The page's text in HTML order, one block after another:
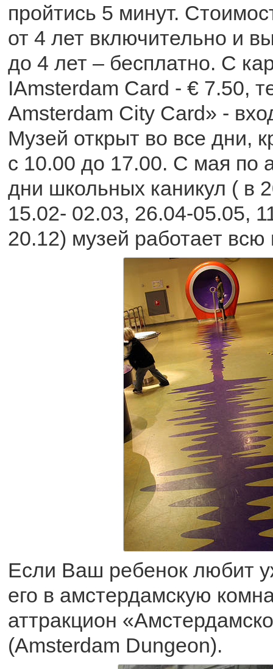
пройтись 5 минут.
от 4 лет включительно и
до 4 лет – бесплатно. С
IAmsterdam Card - € 7.50,
Amsterdam City Card» -
Музей открыт во все дни,
с 10.00 дo 17.00. С мая по
дни школьных каникул ( в
15.02- 02.03, 26.04-05.05,
20.12) музей работает
Если Ваш ребенок любит
его в амстердамскую
аттракцион
(Amsterdam Dungeon).